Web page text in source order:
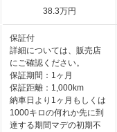
38.3万円
保証付
詳細については、販売店
にご確認ください。
保証期間：1ヶ月
保証距離：1,000km
納車日より1ヶ月もしくは
1000キロの何れか先に到
達する期間マデの初期不